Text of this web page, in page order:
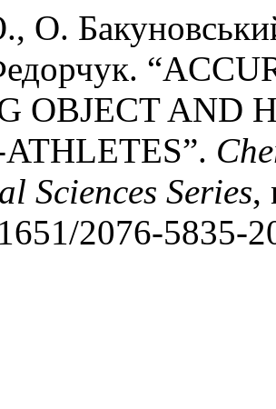
О.
OBJECT AND
Sciences Series,
2076-5835-